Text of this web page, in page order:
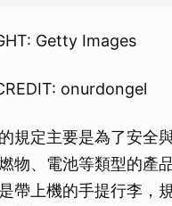
Getty Images
onurdongel
規定主要是為了安全
物、電池等類型的產
帶上機的手提行李，